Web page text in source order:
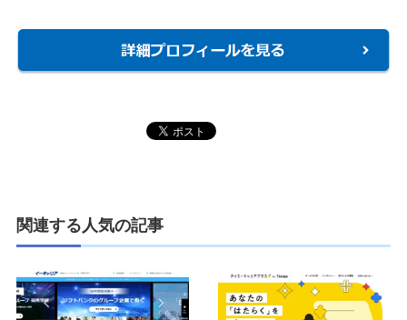
関連する人気の記事